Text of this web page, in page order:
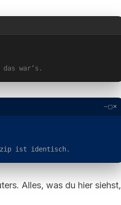
war’s.
─▢✕
ist identisch.
Alles, was du hier siehst,